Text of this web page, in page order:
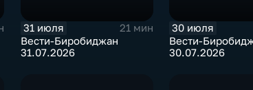
31 июля
21 мин
Вести-Биробиджан
31.07.2026
30 июля
Вести-
30.07.2026